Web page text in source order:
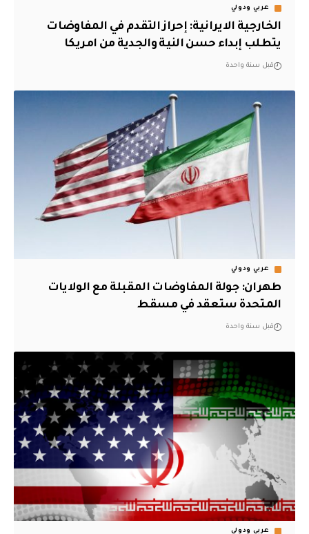
عربي ودولي
الخارجية الايرانية: إحراز التقدم في المفاوضات
يتطلب إبداء حسن النية والجدية من امريكا
قبل سنة واحدة
عربي ودولي
طهران: جولة المفاوضات المقبلة مع الولايات
المتحدة ستعقد في مسقط
قبل سنة واحدة
عربي ودولي